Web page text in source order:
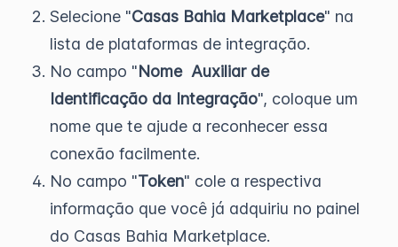
Selecione "Casas Bahia Marketplace" na
lista de plataformas de integração.
No campo "Nome Auxiliar de
Identificação da Integração", coloque um
nome que te ajude a reconhecer essa
conexão facilmente.
No campo "Token" cole a respectiva
informação que você já adquiriu no painel
do Casas Bahia Marketplace.